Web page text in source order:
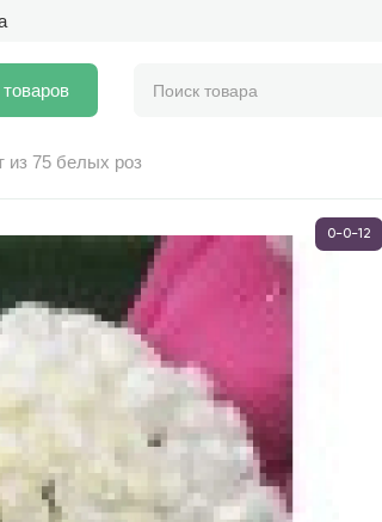
товаров
из 75 белых роз
0-0-12